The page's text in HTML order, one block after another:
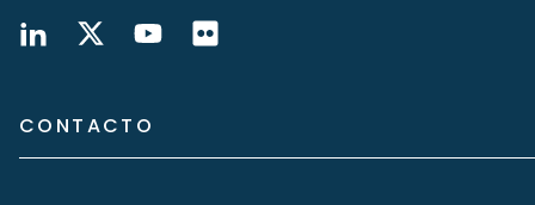
CONTACTO